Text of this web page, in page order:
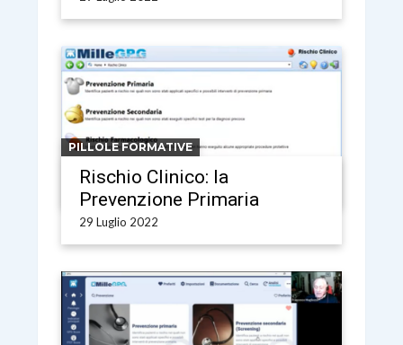
PILLOLE FORMATIVE
Rischio Clinico: la
Prevenzione Primaria
29 Luglio 2022